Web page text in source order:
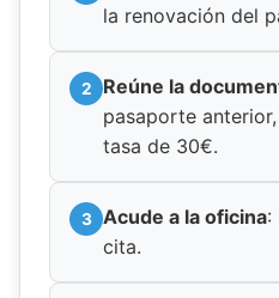
la renovación del
Reúne la
pasaporte
tasa de 30€.
Acude a la oficina:
cita.